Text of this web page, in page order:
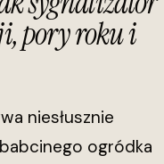
pory roku i
niesłusznie
ogródka